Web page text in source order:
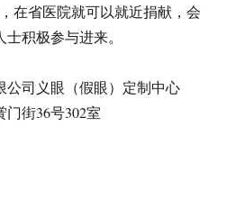
在省医院就可以就近捐献，会
积极参与进来。
公司义眼（假眼）定制中心
街36号302室